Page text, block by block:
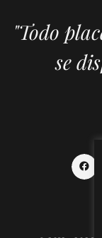
"Todo
se